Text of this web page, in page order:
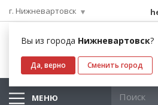
г. Нижневартовск
Вы из города Нижневартовск?
Да, верно Сменить город
МЕНЮ